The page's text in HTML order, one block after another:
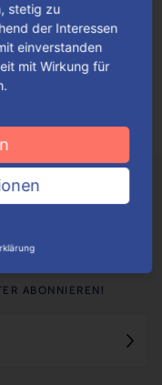
einfach deine
Auswahlkriterien
ABONNIEREN!
stetig zu
der Interessen
einverstanden
mit Wirkung für